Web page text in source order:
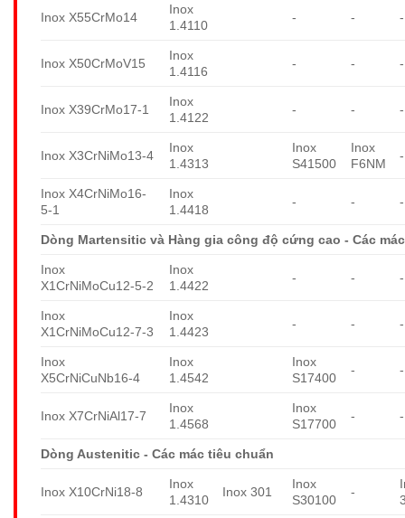
Inox X55CrMo14
Inox
1.4110
- - -
Inox X50CrMoV15
Inox
1.4116
- - -
Inox X39CrMo17-1
Inox
1.4122
- - -
Inox X3CrNiMo13-4
Inox
1.4313
Inox
S41500
Inox
F6NM
-
Inox X4CrNiMo16-
5-1
Inox
1.4418
- - -
Dòng Martensitic và Hàng gia công độ cứng cao - Các
Inox
X1CrNiMoCu12-5-2
Inox
1.4422
- - -
Inox
X1CrNiMoCu12-7-3
Inox
1.4423
- - -
Inox
X5CrNiCuNb16-4
Inox
1.4542
Inox
S17400
- -
Inox X7CrNiAl17-7
Inox
1.4568
Inox
S17700
- -
Dòng Austenitic - Các mác tiêu chuẩn
Inox X10CrNi18-8
Inox
1.4310
Inox 301
Inox
S30100
-